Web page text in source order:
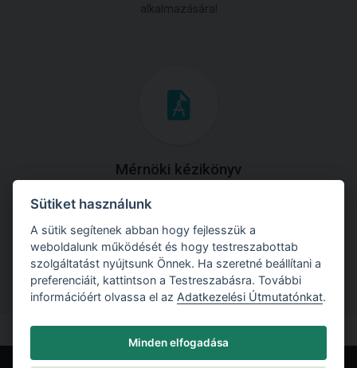
Mérnöki kézikönyv
Töltse le útmutatónkat az összes elméleti anyaggal és
gyakorlati példával!
Sütiket használunk
A sütik segítenek abban hogy fejlesszük a
weboldalunk működését és hogy testreszabottab
szolgáltatást nyújtsunk Önnek. Ha szeretné beállítani a
preferenciáit, kattintson a Testreszabásra. További
információért olvassa el az Adatkezelési Útmutatónkat.
Minden elfogadása